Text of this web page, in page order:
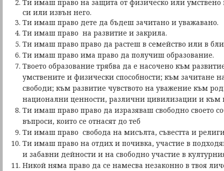
Ти имаш право на защита от физическо или умствено
си или извън него.
Ти имаш право дете да бъдеш зачитано и уважавано.
Ти имаш право на развитие и закрила.
Ти имаш право право да растеш в семейство или в
Ти имаш право има право да получиш образование.
Твоето образование трябва да е насочено към
умствените и физически способности; към зачитане
свободи; към развитие чувството на уважение към
национални ценности, различни цивилизации и към
Ти имаш право право да изразяваш свободно своето
въпроси, които се отнасят до теб
Ти имаш право свобода на мисълта, съвестта и
Ти имаш право на отдих и почивка, участие в
и забавни дейности и на свободно участие в
Никой няма право да се намесва незаконно в твоя